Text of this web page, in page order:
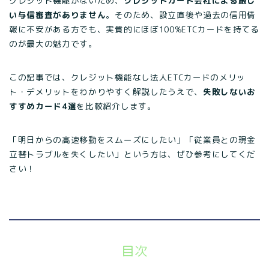
い与信審査がありません。そのため、設立直後や過去の信用情
報に不安がある方でも、実質的にほぼ100%ETCカードを持てる
のが最大の魅力です。
この記事では、クレジット機能なし法人ETCカードのメリッ
ト・デメリットをわかりやすく解説したうえで、 失敗しないお
すすめカード4選を比較紹介します。
「明日からの高速移動をスムーズにしたい」「従業員との現金
立替トラブルを失くしたい」という方は、ぜひ参考にしてくだ
さい！
目次